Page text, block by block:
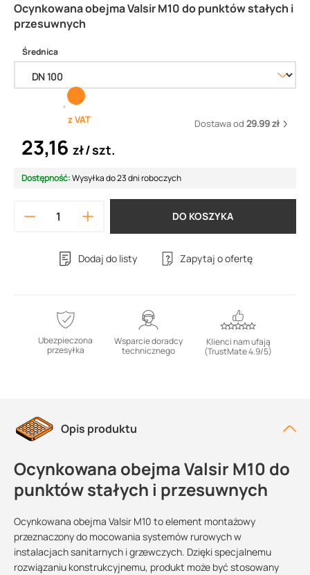
Ocynkowana obejma Valsir M10 do punktów stałych i
przesuwnych
Średnica
z VAT Dostawa od 29.99 zł
23,16 zł szt.
Dostępność:Wysyłka do 23 dni roboczych
DO KOSZYKA
Dodaj do listy Zapytaj o ofertę
Ubezpieczona
przesyłka
Wsparcie doradcy
technicznego
Klienci nam ufają
(TrustMate 4.9/5)
Opis produktu
Ocynkowana obejma Valsir M10 do
punktów stałych i przesuwnych
Ocynkowana obejma Valsir M10 to element montażowy
przeznaczony do mocowania systemów rurowych w
instalacjach sanitarnych i grzewczych. Dzięki specjalnemu
rozwiązaniu konstrukcyjnemu, produkt może być stosowany